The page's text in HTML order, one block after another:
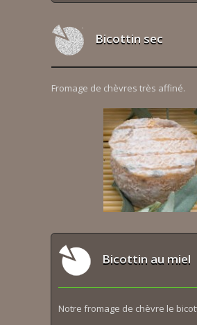
Bicottin sec
Fromage de chèvres très affiné.
Bicottin au miel
Notre fromage de chèvre le